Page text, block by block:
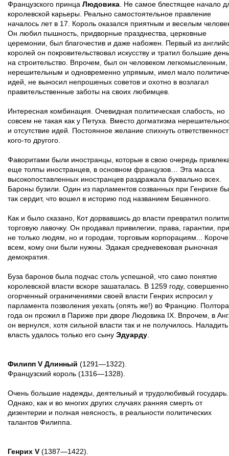
Французского принца Людовика. Не самое блестящее начало
королевской карьеры. Реально самостоятельное правление
началось лет в 17. Король оказался приятным и веселым
Он любил пышность, придворные празднества, церковные
церемонии, был благочестив и даже набожен. Первый из
королей он покровительствовал искусству и тратил большие
на строительство. Впрочем, был он человеком легкомысленным,
нерешительным и одновременно упрямым, имел мало
идей, не выносил непрошеных советов и охотно в возлагал
правительственные заботы на своих любимцев.
Интересная комбинация. Очевидная политическая слабость, но
совсем не такая как у Петуха. Вместо догматизма
и отсутствие идей. Постоянное желание спихнуть
кого-то другого.
Фаворитами были иностранцы, которые в свою очередь
еще толпы иностранцев, в основном французов… Эта масса
высокопоставленных иностранцев раздражала буквально всех.
Бароны бузили. Один из парламентов созванных при Генрихе
так сердит, что вошел в историю под названием Бешенного.
Как и было сказано, Кот дорвавшись до власти превратил
торговую лавочку. Он продавал привилегии, права, гарантии,
не только людям, но и городам, торговым корпорациям... Короче
всем, кому они были нужны. Эдакая средневековая рыночная
демократия.
Буза баронов была подчас столь успешной, что само понятие
королевской власти вскоре зашаталась. В 1259 году, совершенно
огорченный ограничениями своей власти Генрих испросил у
парламента позволения уехать (опять же!) во Францию. Полтора
года он прожил в Париже при дворе Людовика IX. Впрочем, в
он вернулся, хотя сильной власти так и не получилось. Наладить
власть удалось только его сыну Эдуарду.
Филипп V Длинный (1291—1322).
Французский король (1316—1328).
Очень большие надежды, деятельный и трудолюбивый государь.
Однако, как и во многих других случаях ранняя смерть от
дизентерии и полная неясность, в реальности политических
талантов Филиппа.
Генрих V (1387—1422).